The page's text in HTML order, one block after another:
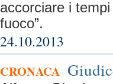
accorciare i
fuoco”.
24.10.2013
CRONACA